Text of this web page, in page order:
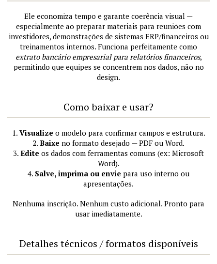
Ele economiza tempo e garante coerência visual —
especialmente ao preparar materiais para reuniões com
investidores, demonstrações de sistemas ERP/financeiros ou
treinamentos internos. Funciona perfeitamente como
extrato bancário empresarial para relatórios financeiros,
permitindo que equipes se concentrem nos dados, não no
design.
Como baixar e usar?
1. Visualize o modelo para confirmar campos e estrutura.
2. Baixe no formato desejado — PDF ou Word.
3. Edite os dados com ferramentas comuns (ex: Microsoft
Word).
4. Salve, imprima ou envie para uso interno ou
apresentações.
Nenhuma inscrição. Nenhum custo adicional. Pronto para
usar imediatamente.
Detalhes técnicos / formatos disponíveis